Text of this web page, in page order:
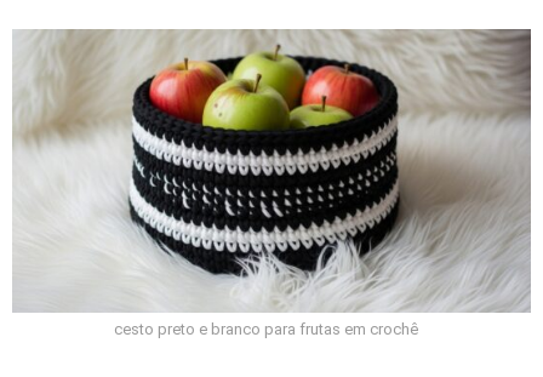
cesto preto e branco para frutas em crochê